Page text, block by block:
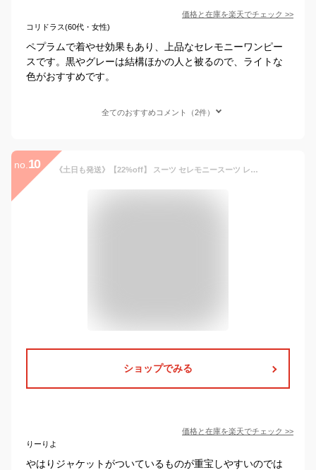
価格と在庫を楽天でチェック >>
コリドラス(60代・女性)
ペプラムで着やせ効果もあり、上品なセレモニーワンピー
スです。黒やグレーは結構ほかの人と被るので、ライトな
色がおすすめです。
全てのおすすめコメント（2件）
no. 10 《土日も発送》【22%off】 スーツ セレモニースーツ レディース 七五三 卒業式 母 入学式 ママスーツ 卒園式 ママ フォーマルスーツ おしゃれ スカート 小さいサイズ フォーマル ジャケット 母親 50代 ワンピース セットアップ ミセス
ショップでみる
価格と在庫を楽天でチェック >>
りーりよ
やはりジャケットがついているものが重宝しやすいのでは